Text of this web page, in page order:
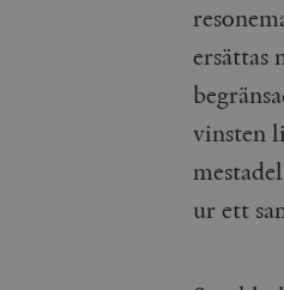
ersättas
vinsten
ur ett